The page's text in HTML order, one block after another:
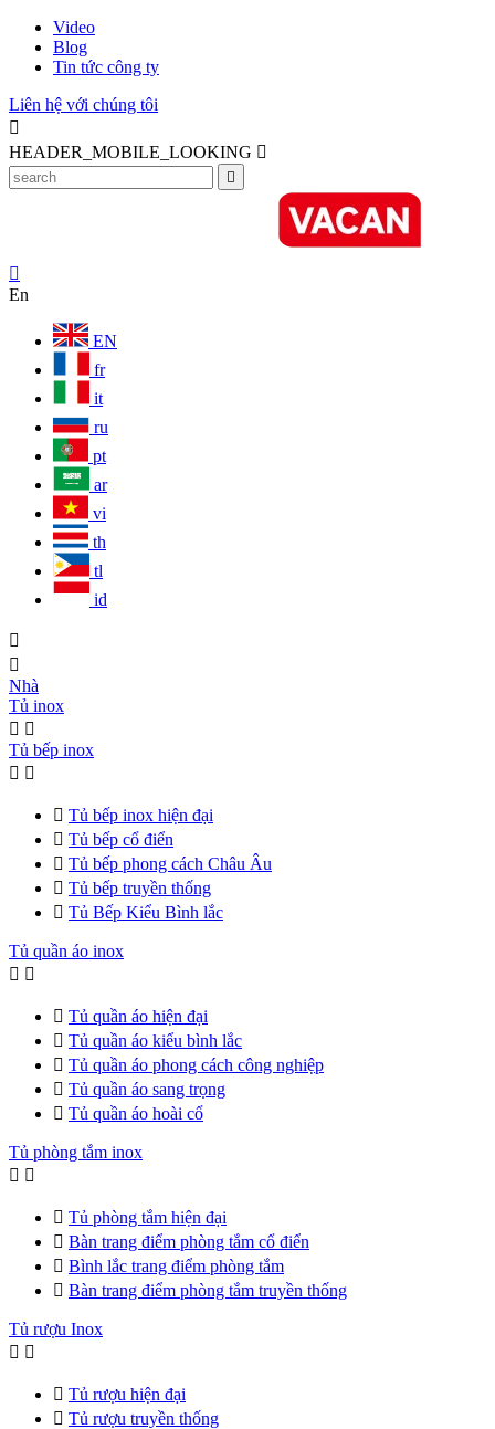
Video
Blog
Tin tức công ty
Liên hệ với chúng tôi

HEADER_MOBILE_LOOKING 


En
EN
fr
it
ru
pt
ar
vi
th
tl
id


Nhà
Tủ inox
 
Tủ bếp inox
 
 Tủ bếp inox hiện đại
 Tủ bếp cổ điển
 Tủ bếp phong cách Châu Âu
 Tủ bếp truyền thống
 Tủ Bếp Kiểu Bình lắc
Tủ quần áo inox
 
 Tủ quần áo hiện đại
 Tủ quần áo kiểu bình lắc
 Tủ quần áo phong cách công nghiệp
 Tủ quần áo sang trọng
 Tủ quần áo hoài cổ
Tủ phòng tắm inox
 
 Tủ phòng tắm hiện đại
 Bàn trang điểm phòng tắm cổ điển
 Bình lắc trang điểm phòng tắm
 Bàn trang điểm phòng tắm truyền thống
Tủ rượu Inox
 
 Tủ rượu hiện đại
 Tủ rượu truyền thống